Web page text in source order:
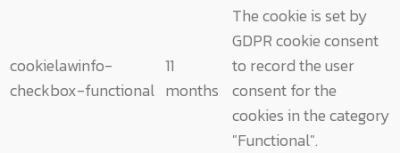
cookielawinfo-
checkbox-functional
11
months
The cookie is set by
GDPR cookie consent
to record the user
consent for the
cookies in the category
"Functional".